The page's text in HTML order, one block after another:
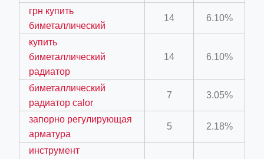
feed-calculator
co-work?lat=37.49813&lng=127.0284&zoom=16
shredder-plant-equipment/scrap-shredder-fabrication
грн купить
биметаллический
14 6.10%
купить
биметаллический
радиатор
14 6.10%
биметаллический
радиатор calor
7 3.05%
запорно регулирующая
арматура
5 2.18%
инструмент